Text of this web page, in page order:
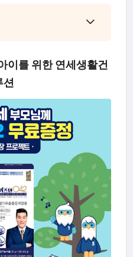
이를 위한 연세생활건
션